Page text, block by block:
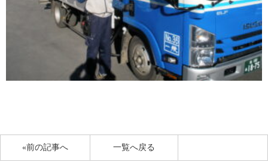
«前の記事へ 一覧へ戻る